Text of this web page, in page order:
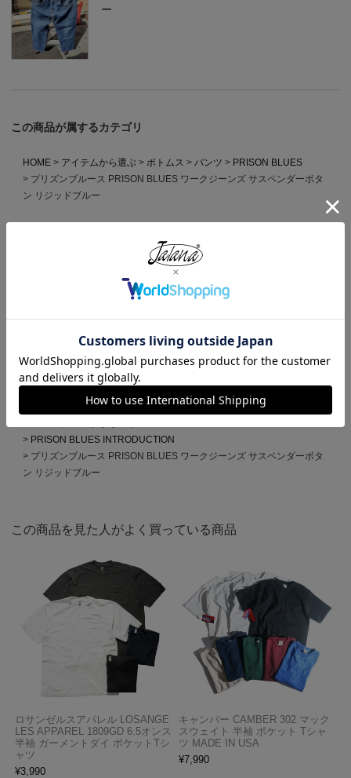
ー
この商品が属するカテゴリ
HOME アイテムから選ぶ ボトムス パンツ
PRISON BLUES
プリズンブルース PRISON BLUES ワークジーンズ サスペンダーボタ
ン リジッドブルー
プリズンブルース PRISON BLUES ワークジーンズ サスペンダーボタ
ブランドから選ぶ P
PRISON BLUES
HOME
全ての商品
プリズンブルース PRISON BLUES ワークジーンズ サスペンダーボタ
PRISON BLUES INTRODUCTION
プリズンブルース PRISON BLUES ワークジーンズ サスペンダーボタ
ン リジッドブルー
この商品を見た人がよく買っている商品
ロサンゼルスアパレル LOSANGE
LES APPAREL 1809GD 6.5オンス
半袖 ガーメントダイ ポケットTシ
ャツ
¥3,990
キャンバー CAMBER 302 マック
スウェイト 半袖 ポケット Tシャ
ツ MADE IN USA
¥7,990